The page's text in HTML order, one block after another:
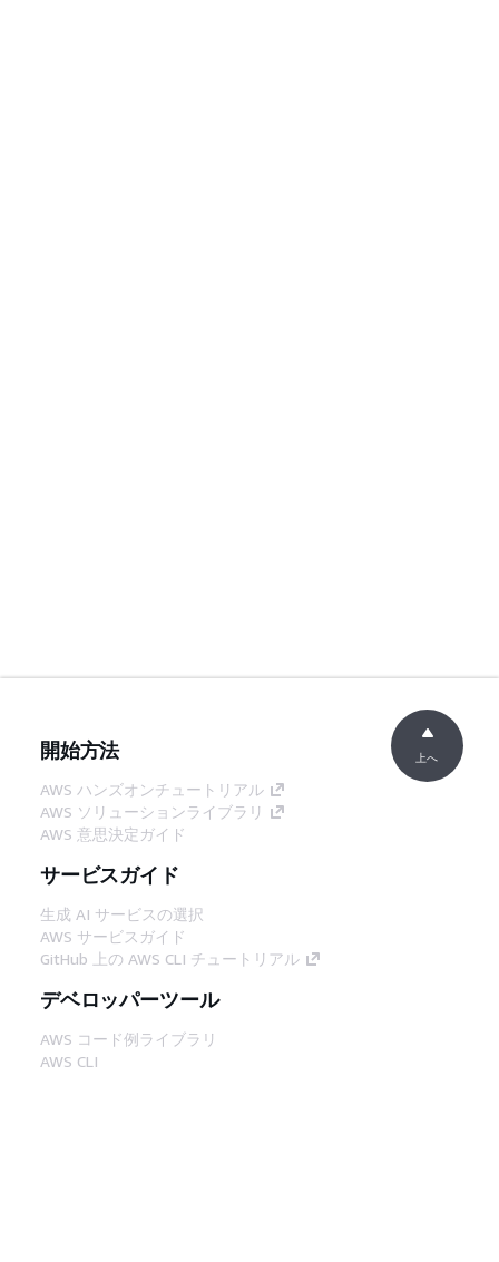
開始方法
AWS ハンズオンチュートリアル
AWS ソリューションライブラリ
AWS 意思決定ガイド
サービスガイド
生成 AI サービスの選択
AWS サービスガイド
GitHub 上の AWS CLI チュートリアル
デベロッパーツール
AWS コード例ライブラリ
AWS CLI
上へ